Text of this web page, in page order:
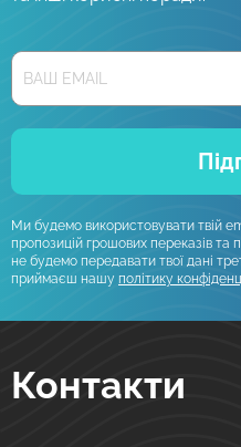
Ми будемо використовувати твій
пропозицій грошових переказів
не будемо передавати твої дані
приймаєш нашу політику
Контакти